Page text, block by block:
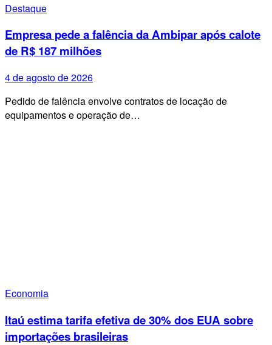
Destaque
Empresa pede a falência da Ambipar após calote
de R$ 187 milhões
4 de agosto de 2026
Pedido de falência envolve contratos de locação de
equipamentos e operação de…
Economia
Itaú estima tarifa efetiva de 30% dos EUA sobre
importações brasileiras